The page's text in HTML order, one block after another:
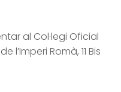
al Col·legi Oficial
Romà, 11 Bis